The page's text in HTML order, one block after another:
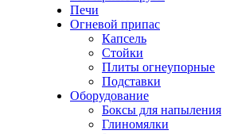
Печи
Огневой припас
Капсель
Стойки
Плиты огнеупорные
Подставки
Оборудование
Боксы для напыления
Глиномялки